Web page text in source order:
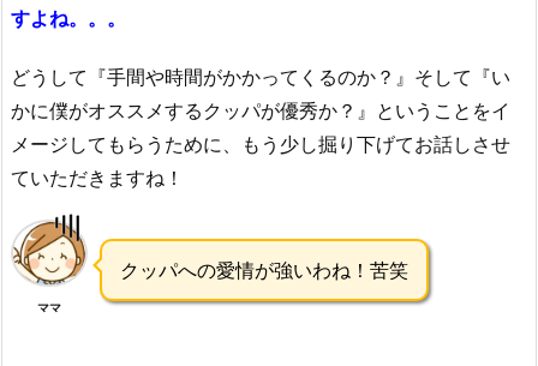
すよね。。。
どうして『手間や時間がかかってくるのか？』そして『い
かに僕がオススメするクッパが優秀か？』ということをイ
メージしてもらうために、もう少し掘り下げてお話しさせ
ていただきますね！
ママ
クッパへの愛情が強いわね！苦笑